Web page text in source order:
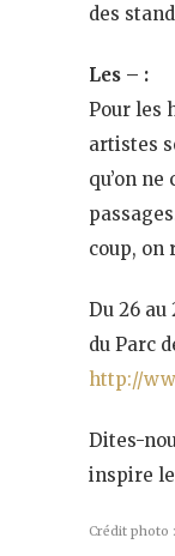
des
Les – :
Pour les
artistes
qu’on
coup, on
Du 26 au
du Parc
http://
Dites-
inspire
Crédit photo